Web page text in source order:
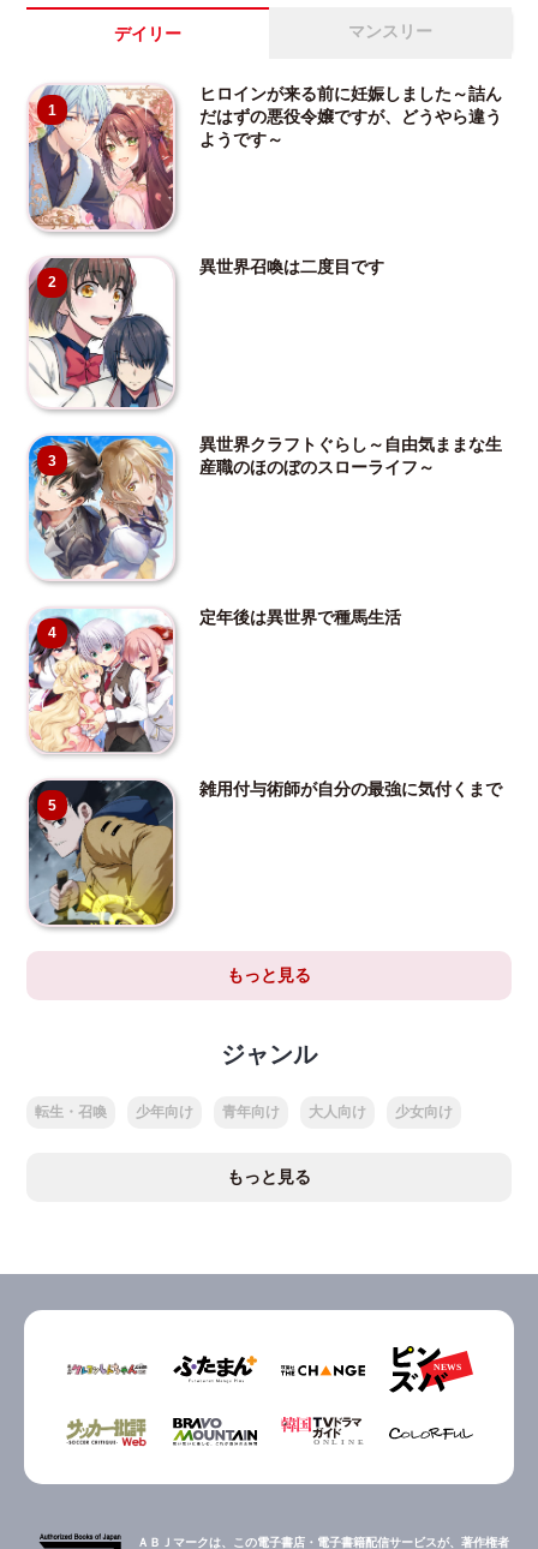
デイリー マンスリー
1
ヒロインが来る前に妊娠しました～詰ん
だはずの悪役令嬢ですが、どうやら違う
ようです～
2
異世界召喚は二度目です
3
異世界クラフトぐらし～自由気ままな生
産職のほのぼのスローライフ～
4
定年後は異世界で種馬生活
5
雑用付与術師が自分の最強に気付くまで
もっと見る
ジャンル
転生・召喚 少年向け 青年向け 大人向け 少女向け
もっと見る
ＡＢＪマークは、この電子書店・電子書籍配信サービスが、著作権者